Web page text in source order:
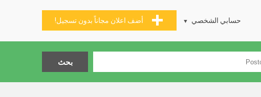
أضف اعلان مجاناً بدون تسجيل! حسابي الشخصي